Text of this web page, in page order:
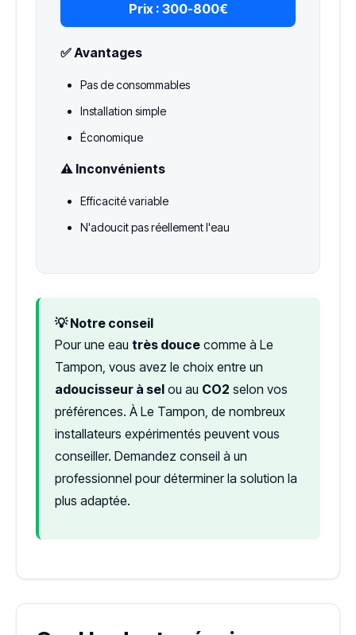
Prix : 300-800€
✅ Avantages
Pas de consommables
Installation simple
Économique
⚠️ Inconvénients
Efficacité variable
N'adoucit pas réellement l'eau
💡 Notre conseil
Pour une eau très douce comme à Le
Tampon, vous avez le choix entre un
adoucisseur à sel ou au CO2 selon vos
préférences. À Le Tampon, de nombreux
installateurs expérimentés peuvent vous
conseiller. Demandez conseil à un
professionnel pour déterminer la solution la
plus adaptée.